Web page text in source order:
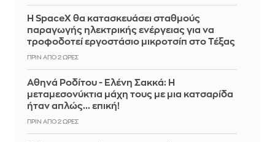
Η SpaceX θα κατασκευάσει σταθμούς
παραγωγής ηλεκτρικής ενέργειας για να
τροφοδοτεί εργοστάσιο μικροτσίπ στο Τέξας
ΠΡΙΝ ΑΠΌ 2 ΏΡΕΣ
Αθηνά Ροδίτου - Ελένη Σακκά: Η
μεταμεσονύκτια μάχη τους με μια κατσαρίδα
ήταν απλώς... επική!
ΠΡΙΝ ΑΠΌ 2 ΏΡΕΣ